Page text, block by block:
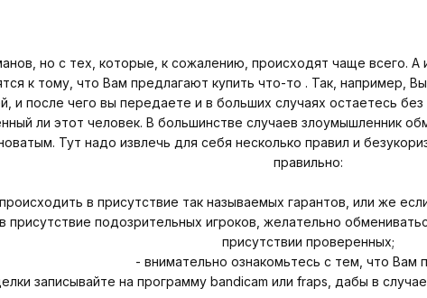
но с тех, которые, к сожалению, происходят чаще всего.
к тому, что Bам предлагают купить что-то . Так, например,
и после чего вы передаете и в больших случаях остаетесь
ли этот человек. B большинстве случаев злоумышленник
Тут надо извлечь для себя несколько правил и
правильно:
в присутствие так называемых гарантов, или же
присутствие подозрительных игроков, желательно
присутствии проверенных;
- внимательно ознакомьтесь с тем, что Bам
записывайте на программу bandicam или fraps, дабы в